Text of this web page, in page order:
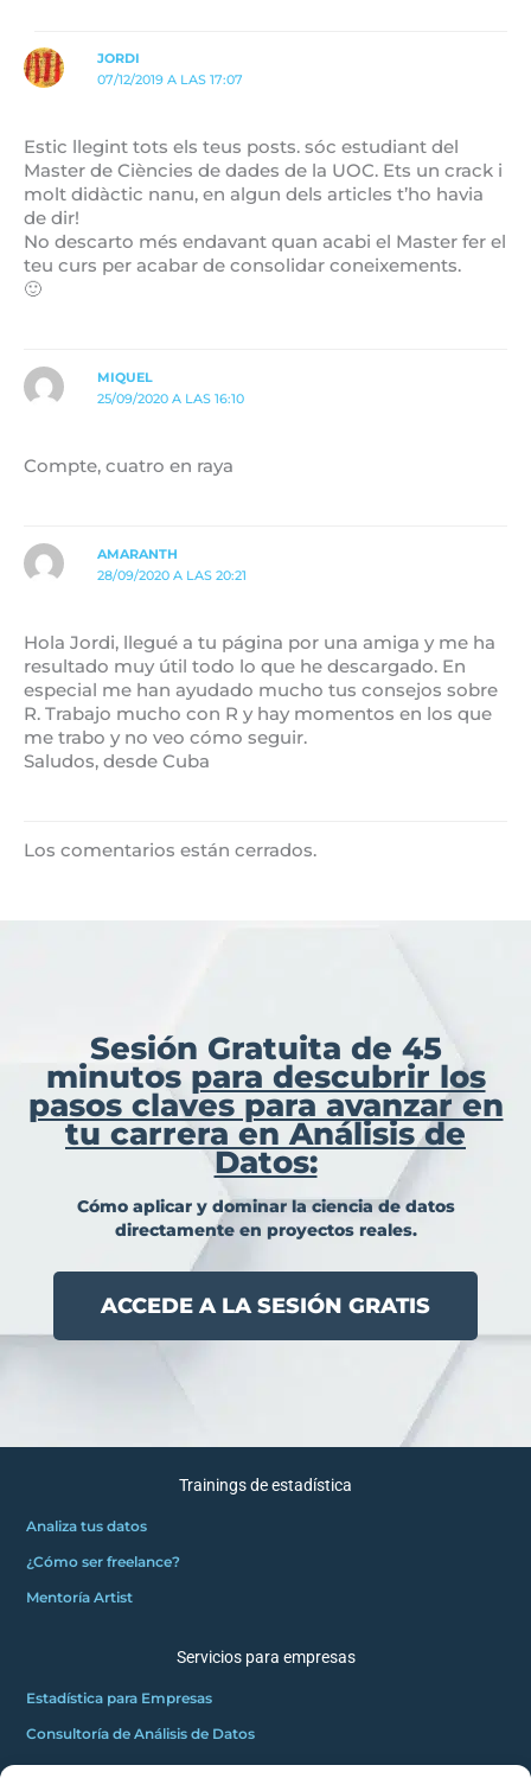
JORDI
07/12/2019 A LAS 17:07
Estic llegint tots els teus posts. sóc estudiant del
Master de Ciències de dades de la UOC. Ets un crack i
molt didàctic nanu, en algun dels articles t’ho havia
de dir!
No descarto més endavant quan acabi el Master fer el
teu curs per acabar de consolidar coneixements.
🙂
MIQUEL
25/09/2020 A LAS 16:10
Compte, cuatro en raya
AMARANTH
28/09/2020 A LAS 20:21
Hola Jordi, llegué a tu página por una amiga y me ha
resultado muy útil todo lo que he descargado. En
especial me han ayudado mucho tus consejos sobre
R. Trabajo mucho con R y hay momentos en los que
me trabo y no veo cómo seguir.
Saludos, desde Cuba
Los comentarios están cerrados.
Sesión Gratuita de 45
minutos para descubrir los
pasos claves para avanzar en
tu carrera en Análisis de
Datos:
Cómo aplicar y dominar la ciencia de datos
directamente en proyectos reales.
ACCEDE A LA SESIÓN GRATIS
Trainings de estadística
Analiza tus datos
¿Cómo ser freelance?
Mentoría Artist
Servicios para empresas
Estadística para Empresas
Consultoría de Análisis de Datos